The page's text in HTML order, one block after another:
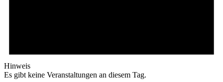
Hinweis
Es gibt keine Veranstaltungen an diesem Tag.